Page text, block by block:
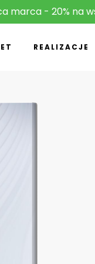
marca - 20% na
REALIZACJE